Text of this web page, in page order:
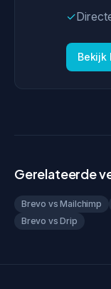
✓
Bekijk
Gerelateerde
Brevo vs Mailchimp
Brevo vs Drip